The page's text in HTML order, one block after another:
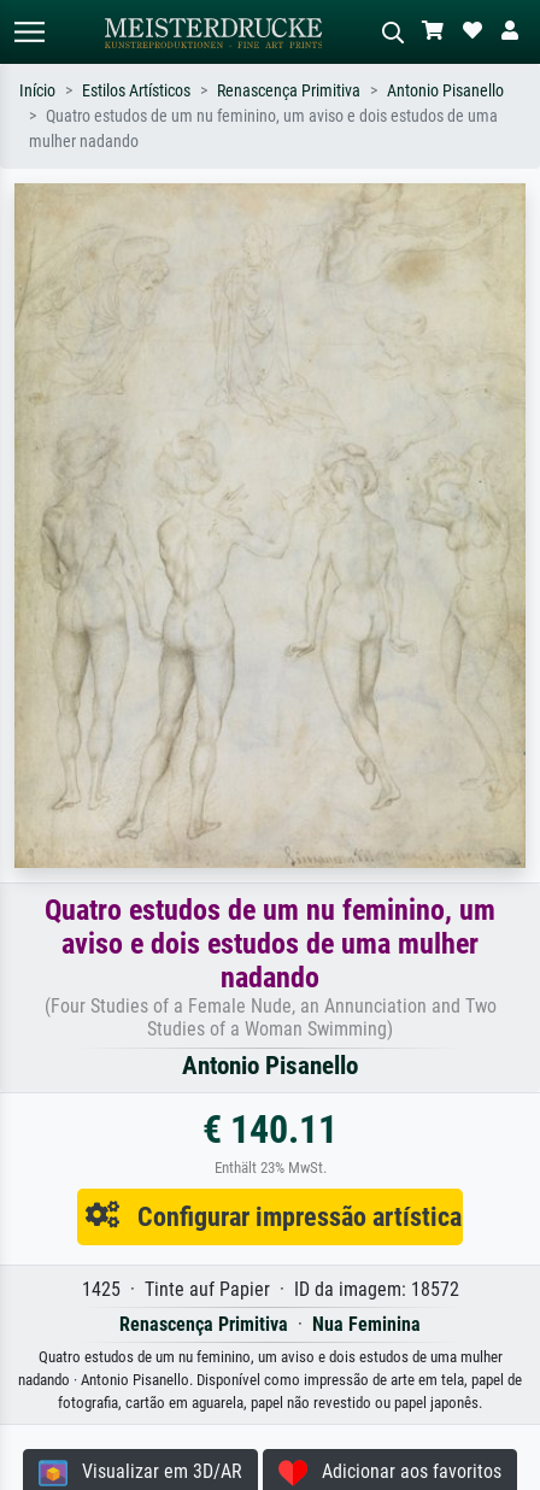
Pesquisa padrão
impressionismo, onda de Hokusai, nu.
abstrato com muito vermelho, pintura
a óleo escura, nu em pé ao lado de
uma árvore.
Início Estilos Artísticos Renascença Primitiva
Antonio Pisanello
Quatro estudos de um nu feminino, um aviso e dois estudos de uma
mulher nadando
Quatro estudos de um nu feminino, um
aviso e dois estudos de uma mulher
nadando
(Four Studies of a Female Nude, an Annunciation and Two
Studies of a Woman Swimming)
Antonio Pisanello
€ 140.11
Enthält 23% MwSt.
Configurar impressão artística
1425 · Tinte auf Papier · ID da imagem: 18572
Renascença Primitiva · Nua Feminina
Quatro estudos de um nu feminino, um aviso e dois estudos de uma mulher
nadando · Antonio Pisanello. Disponível como impressão de arte em tela, papel de
fotografia, cartão em aguarela, papel não revestido ou papel japonês.
Visualizar em 3D/AR Adicionar aos favoritos